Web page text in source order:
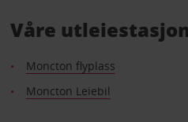
Våre
Moncton flyplass
Moncton Leiebil